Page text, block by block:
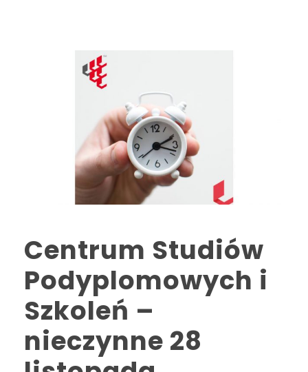
Centrum Studiów
Podyplomowych i
Szkoleń –
nieczynne 28